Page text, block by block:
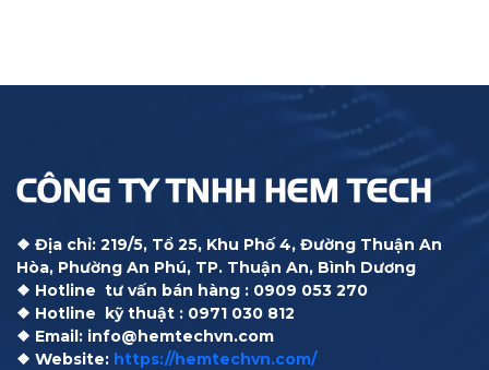
CÔNG TY TNHH HEM TECH
❖ Địa chỉ: 219/5, Tổ 25, Khu Phố 4, Đường Thuận An
Hòa, Phường An Phú, TP. Thuận An, Bình Dương
❖ Hotline tư vấn bán hàng : 0909 053 270
❖ Hotline kỹ thuật : 0971 030 812
❖ Email: info@hemtechvn.com
❖ Website: https://hemtechvn.com/